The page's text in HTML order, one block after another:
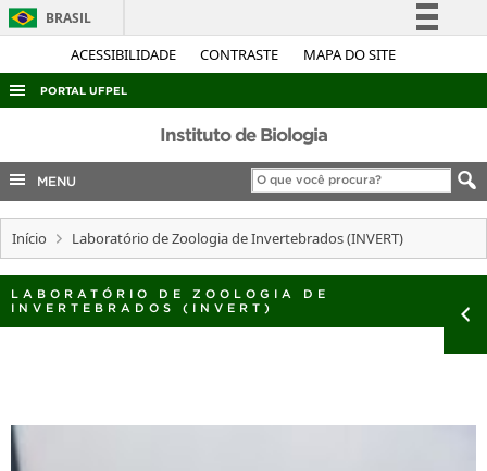
ACESSIBILIDADE CONTRASTE MAPA DO SITE
BRASIL
Simplifique!
Acesso à informação
Legislação
Canais
PORTAL UFPEL
ACESSO À INFORMAÇÃO
AUDITORIA
COBALTO
CONCURSOS
EDITAIS
INTERNACIONAL
TELEFONES
Instituto de Biologia
MENU
Início Laboratório de Zoologia de Invertebrados (INVERT)
LABORATÓRIO DE ZOOLOGIA DE
INVERTEBRADOS (INVERT)